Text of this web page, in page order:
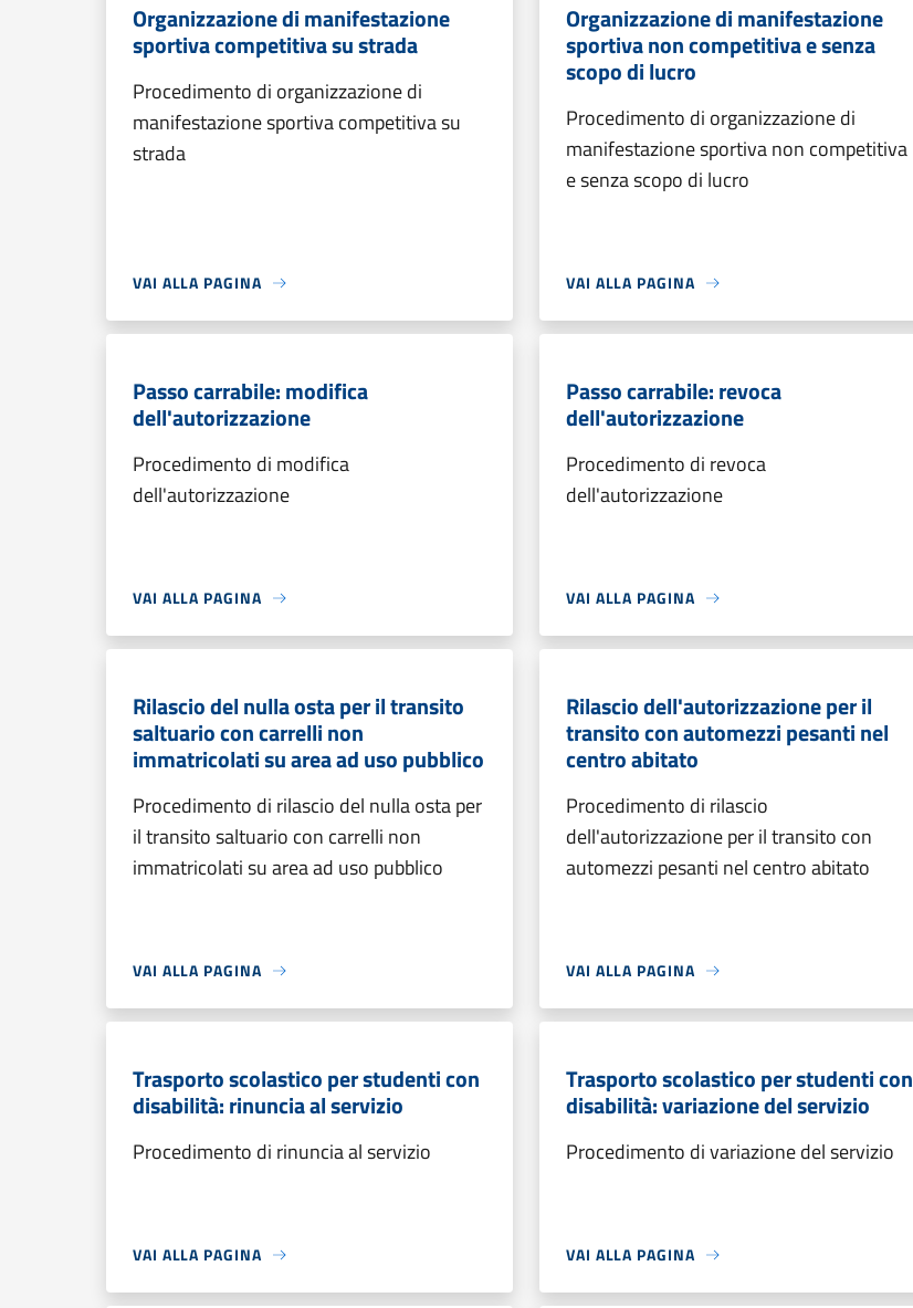
Organizzazione di manifestazione
sportiva competitiva su strada
Procedimento di organizzazione di
manifestazione sportiva competitiva su
strada
VAI ALLA PAGINA
Organizzazione di manifestazione
sportiva non competitiva e senza
scopo di lucro
Procedimento di organizzazione di
manifestazione sportiva non competitiva
e senza scopo di lucro
VAI ALLA PAGINA
Passo carrabile: modifica
dell'autorizzazione
Procedimento di modifica
dell'autorizzazione
VAI ALLA PAGINA
Passo carrabile: revoca
dell'autorizzazione
Procedimento di revoca
dell'autorizzazione
VAI ALLA PAGINA
Rilascio del nulla osta per il transito
saltuario con carrelli non
immatricolati su area ad uso pubblico
Procedimento di rilascio del nulla osta per
il transito saltuario con carrelli non
immatricolati su area ad uso pubblico
VAI ALLA PAGINA
Rilascio dell'autorizzazione per il
transito con automezzi pesanti nel
centro abitato
Procedimento di rilascio
dell'autorizzazione per il transito con
automezzi pesanti nel centro abitato
VAI ALLA PAGINA
Trasporto scolastico per studenti con
disabilità: rinuncia al servizio
Procedimento di rinuncia al servizio
VAI ALLA PAGINA
Trasporto scolastico per studenti con
disabilità: variazione del servizio
Procedimento di variazione del servizio
VAI ALLA PAGINA